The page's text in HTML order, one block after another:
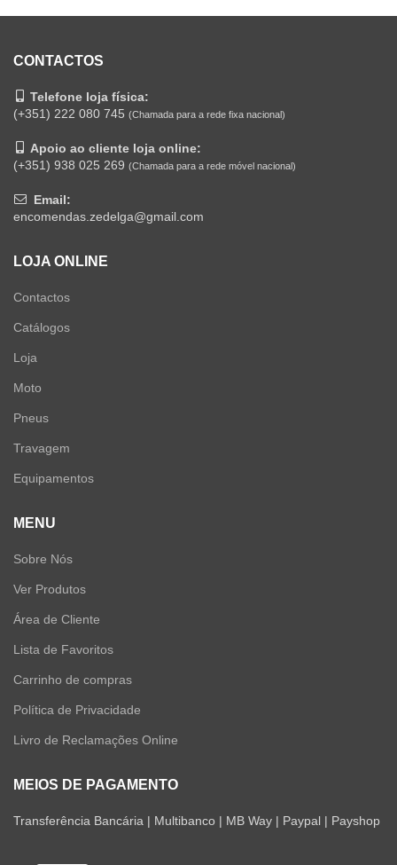
CONTACTOS
Telefone loja física:
(+351) 222 080 745 (Chamada para a rede fixa nacional)
Apoio ao cliente loja online:
(+351) 938 025 269 (Chamada para a rede móvel nacional)
Email:
encomendas.zedelga@gmail.com
LOJA ONLINE
Contactos
Catálogos
Loja
Moto
Pneus
Travagem
Equipamentos
MENU
Sobre Nós
Ver Produtos
Área de Cliente
Lista de Favoritos
Carrinho de compras
Política de Privacidade
Livro de Reclamações Online
MEIOS DE PAGAMENTO
Transferência Bancária | Multibanco | MB Way | Paypal | Payshop